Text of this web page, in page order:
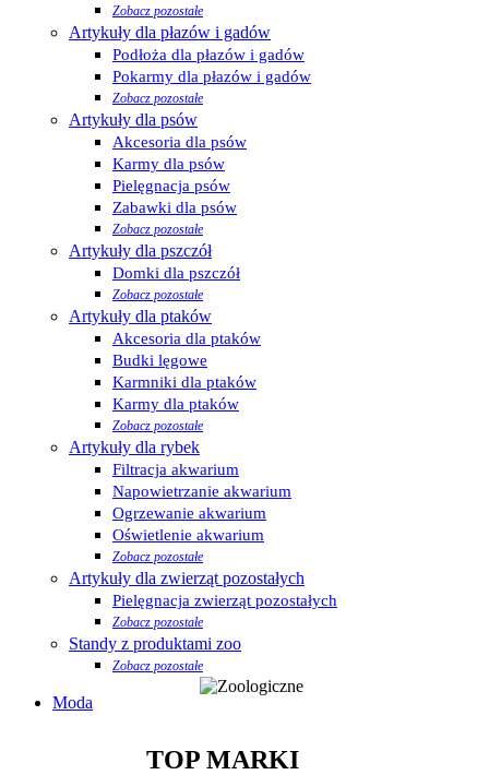
Zobacz pozostałe
Artykuły dla płazów i gadów
Podłoża dla płazów i gadów
Pokarmy dla płazów i gadów
Zobacz pozostałe
Artykuły dla psów
Akcesoria dla psów
Karmy dla psów
Pielęgnacja psów
Zabawki dla psów
Zobacz pozostałe
Artykuły dla pszczół
Domki dla pszczół
Zobacz pozostałe
Artykuły dla ptaków
Akcesoria dla ptaków
Budki lęgowe
Karmniki dla ptaków
Karmy dla ptaków
Zobacz pozostałe
Artykuły dla rybek
Filtracja akwarium
Napowietrzanie akwarium
Ogrzewanie akwarium
Oświetlenie akwarium
Zobacz pozostałe
Artykuły dla zwierząt pozostałych
Pielęgnacja zwierząt pozostałych
Zobacz pozostałe
Standy z produktami zoo
Zobacz pozostałe
Moda
TOP MARKI